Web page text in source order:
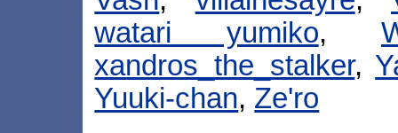
watari yumiko,
xandros_the_stalker,
Yuuki-chan, Ze'ro